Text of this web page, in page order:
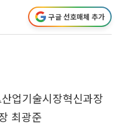
구글 선호매체 추가
업기술시장혁신과장
최광준